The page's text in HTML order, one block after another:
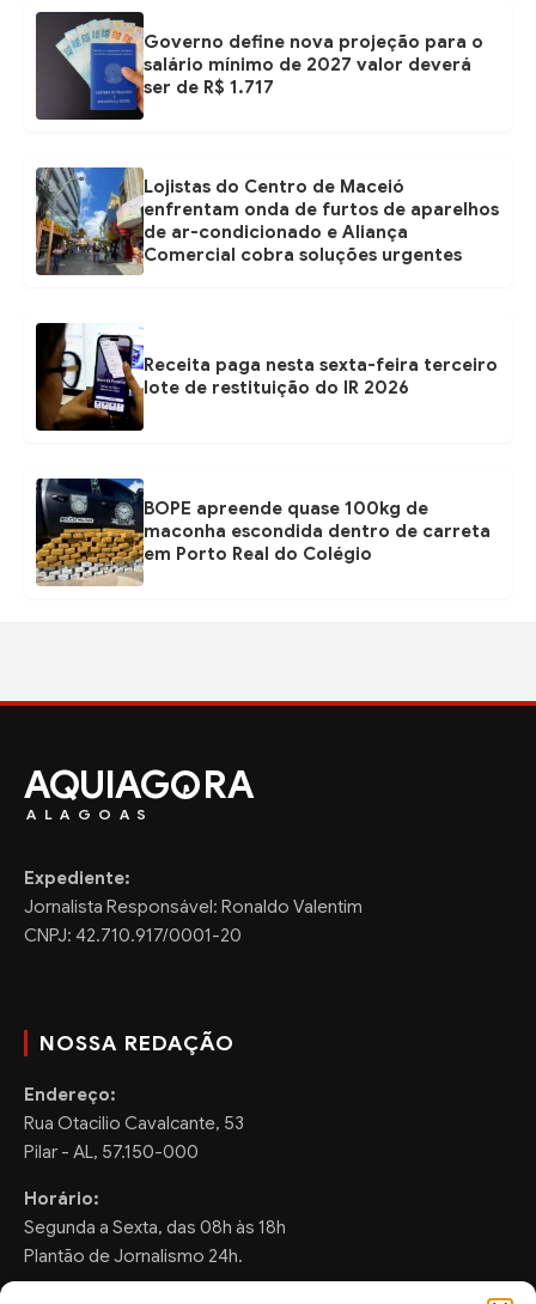
Governo define nova projeção para o
salário mínimo de 2027 valor deverá
ser de R$ 1.717
Lojistas do Centro de Maceió
enfrentam onda de furtos de aparelhos
de ar-condicionado e Aliança
Comercial cobra soluções urgentes
Receita paga nesta sexta-feira terceiro
lote de restituição do IR 2026
BOPE apreende quase 100kg de
maconha escondida dentro de carreta
em Porto Real do Colégio
AQUIAG RA
ALAGOAS
Expediente:
Jornalista Responsável: Ronaldo Valentim
CNPJ: 42.710.917/0001-20
NOSSA REDAÇÃO
Endereço:
Rua Otacilio Cavalcante, 53
Pilar - AL, 57.150-000
Horário:
Segunda a Sexta, das 08h às 18h
Plantão de Jornalismo 24h.